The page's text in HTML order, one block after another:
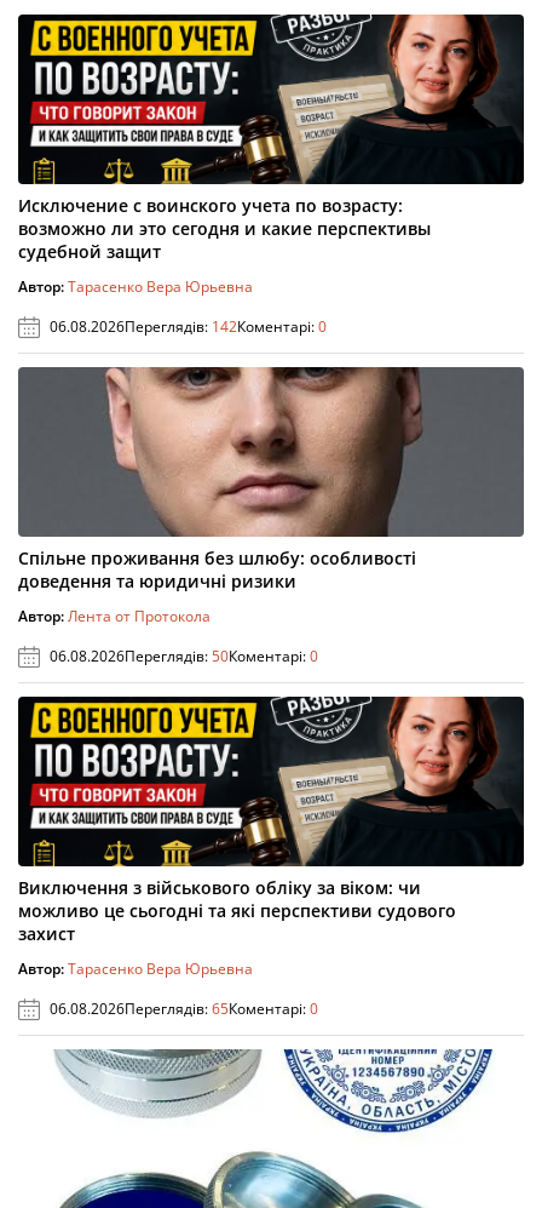
Исключение с воинского учета по возрасту:
возможно ли это сегодня и какие перспективы
судебной защит
Автор:Тарасенко Вера Юрьевна
06.08.2026Переглядів: 142Коментарі:0
Спільне проживання без шлюбу: особливості
доведення та юридичні ризики
Автор:Лента от Протокола
06.08.2026Переглядів:50Коментарі:0
Виключення з військового обліку за віком: чи
можливо це сьогодні та які перспективи судового
захист
Автор:Тарасенко Вера Юрьевна
06.08.2026Переглядів:65Коментарі:0